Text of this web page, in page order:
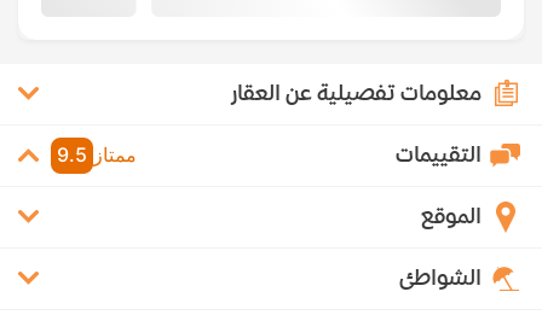
معلومات تفصيلية عن العقار
التقييمات ممتاز 9.5
الموقع
الشواطئ